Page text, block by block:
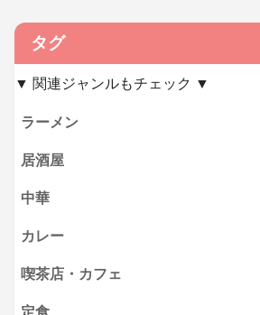
タグ
▼ 関連ジャンルもチェック ▼
ラーメン
居酒屋
中華
カレー
喫茶店・カフェ
定食